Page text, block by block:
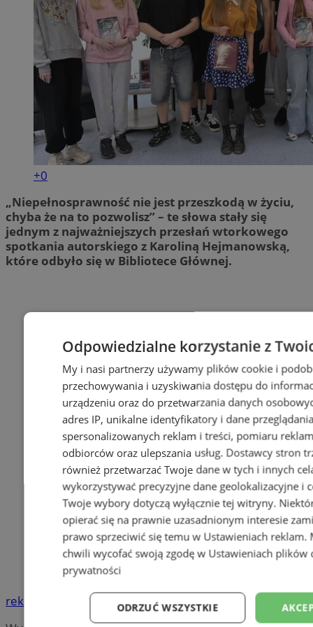
+0
„Niepełnosprawność nie jest przeszkodą w życiu,
chyba że na to pozwolisz” – te słowa stały się
jednym z najważniejszych przesłań wtorkowego
spotkania autorskiego z Karoliną Hejmanowską,
które odbyło się w Bibliotece Głównej.
reklama
Odpowiedzialne korzystanie z
My i nasi partnerzy używamy plików cookie i
przechowywania i uzyskiwania dostępu do
urządzeniu oraz do przetwarzania danych
adres IP, unikalne identyfikatory i dane
spersonalizowanych reklam i treści, pomiaru
odbiorców oraz ulepszania usług. Dostawcy stron
również przetwarzać Twoje dane w tych i innych
wykorzystywać precyzyjne dane geolokalizacyjne i
Twoje wybory dotyczą wyłącznie tej witryny.
opierać się na prawnie uzasadnionym interesie
prawo sprzeciwić się temu w Ustawieniach reklam.
chwili wycofać swoją zgodę w Ustawieniach plików
prywatności
ODRZUĆ WSZYSTKIE